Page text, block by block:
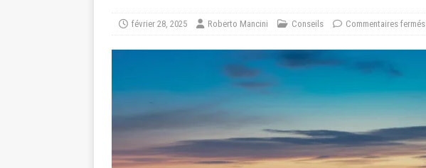
février 28, 2025 Roberto Mancini Conseils Commentaires fermés